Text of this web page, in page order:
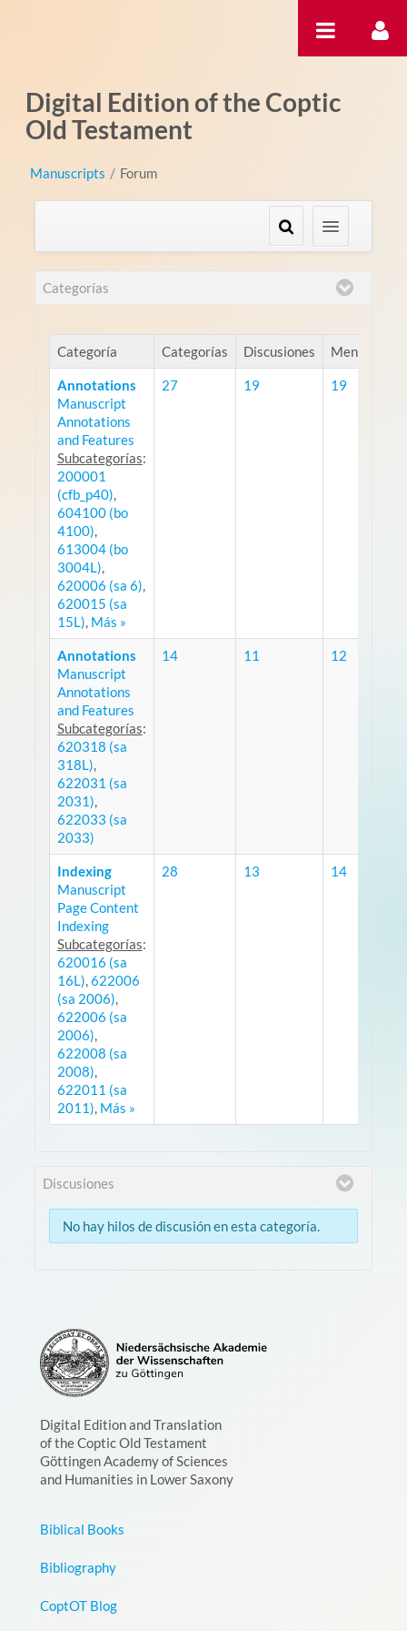
Digital Edition of the Coptic
Old Testament
Manuscripts / Forum
Categorías
Categoría Categorías Discusiones Mensajes
Annotations
Manuscript
Annotations
and Features
Subcategorías:
200001
(cfb_p40),
604100 (bo
4100),
613004 (bo
3004L),
620006 (sa 6),
620015 (sa
15L), Más »
27 19
19
Annotations
Manuscript
Annotations
and Features
Subcategorías:
620318 (sa
318L),
622031 (sa
2031),
622033 (sa
2033)
14 11
12
Indexing
Manuscript
Page Content
Indexing
Subcategorías:
620016 (sa
16L),622006
(sa 2006),
622006 (sa
2006),
622008 (sa
2008),
622011 (sa
2011), Más »
28 13
14
Discusiones
No hay hilos de discusión en esta categoría.
Digital Edition and Translation
of the Coptic Old Testament
Göttingen Academy of Sciences
and Humanities in Lower Saxony
Biblical Books
Bibliography
CoptOT Blog